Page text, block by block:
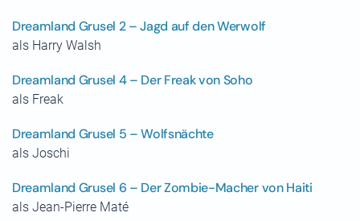
Dreamland Grusel 2 – Jagd auf den Werwolf
als Harry Walsh
Dreamland Grusel 4 – Der Freak von Soho
als Freak
Dreamland Grusel 5 – Wolfsnächte
als Joschi
Dreamland Grusel 6 – Der Zombie-Macher von Haiti
als Jean-Pierre Maté